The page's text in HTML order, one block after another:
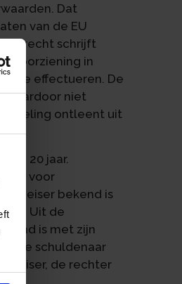
Dat
van de EU
recht schrijft
voorziening in
te effectueren. De
daardoor niet
regeling ontleent uit
20 jaar.
voor
bekend is
Uit de
is met zijn
de schuldenaar
de rechter